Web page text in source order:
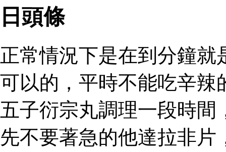
日頭條
正常情況下是在到分鐘
可以的，平時不能吃辛辣
五子衍宗丸調理一段時
先不要著急的他達拉非